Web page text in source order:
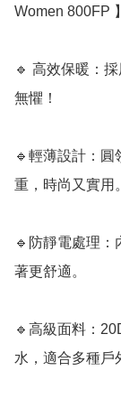
Women 800FP
🔹 高效保暖：
無懼！
🔹輕薄設計：
重，時尚又實用。
🔹防靜電處理
著更舒適。
🔹高級面料：
水，適合多種戶